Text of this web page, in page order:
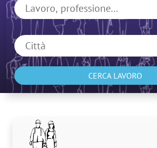
CERCA LAVORO